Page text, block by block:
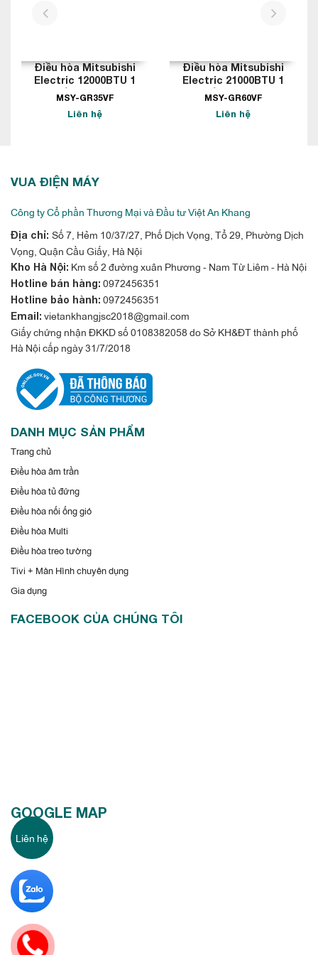
tình, hay mang lại giấc ngủ ngon hơn không bị quấy rầy bởi
Điều khiển điều hòa Mitsubishi electric 12000btu MS-JS35VF
không chỉ thiết kế hiện đại với màn hình hiển thị to và dễ nhìn,
mà sử dụng vô cùng dễ dàng với các phím chức năng thường
Mitsubishi Electric bền bỉ bất chấp thời
gian
Dàn tản nhiệt đồng phủ BlueFin: Điều này giúp dàn nóng có
khả năng chống lại các tác nhân ăn mòn như nước mưa, muối
biển...
Vỏ dàn nóng sơn chống gỉ kết hợp với kết cấu thép mạ kẽm:
giúp bảo vệ các bộ phận bên trong trước điều kiện khắc nghiệt
của môi trường.
Điều hòa Mitsubishi electric chính hãng
nhập khẩu Thái Lan
Điều hòa Mitsubishi electric 12000btu 1 chiều MS-JS35VF
Điều hòa Mitsubishi
Electric 12000BTU 1
chiều inverter
MSY-GR35VF
Liên hệ
Điều hòa Mitsubishi
Electric 21000BTU 1
chiều inverter
MSY-GR60VF
Liên hệ
VUA ĐIỆN MÁY
Công ty Cổ phần Thương Mại và Đầu tư Việt An Khang
Địa chỉ: Số 7, Hẻm 10/37/27, Phố Dịch Vọng, Tổ 29, Phường Dịch
Vọng, Quận Cầu Giấy, Hà Nội
Kho Hà Nội: Km số 2 đường xuân Phương - Nam Từ Liêm - Hà Nội
Hotline bán hàng: 0972456351
Hotline bảo hành: 0972456351
Email: vietankhangjsc2018@gmail.com
Giấy chứng nhận ĐKKD số 0108382058 do Sở KH&ĐT thành phố
Hà Nội cấp ngày 31/7/2018
DANH MỤC SẢN PHẨM
Trang chủ
Điều hòa âm trần
Điều hòa tủ đứng
Điều hòa nối ống gió
Điều hòa Multi
Điều hòa treo tường
Tivi + Màn Hình chuyên dụng
Gia dụng
FACEBOOK CỦA CHÚNG TÔI
GOOGLE MAP
Liên hệ